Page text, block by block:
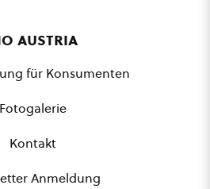
austria
für Konsumenten
Fotogalerie
Kontakt
Anmeldung